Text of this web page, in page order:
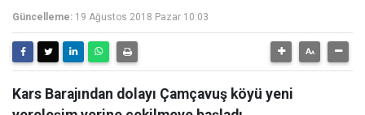
Güncelleme: 19 Ağustos 2018 Pazar 10:03
Kars Barajından dolayı Çamçavuş köyü yeni